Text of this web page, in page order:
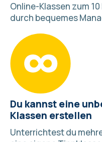
Online-Klassen zum
durch bequemes
Du kannst eine
Klassen erstellen
Unterrichtest du